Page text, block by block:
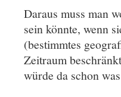
Daraus muss man
sein könnte, wenn
(bestimmtes
Zeitraum
würde da schon